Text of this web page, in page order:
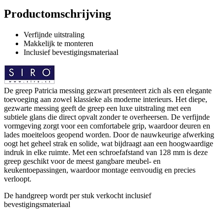
Productomschrijving
Verfijnde uitstraling
Makkelijk te monteren
Inclusief bevestigingsmateriaal
De greep Patricia messing gezwart presenteert zich als een elegante
toevoeging aan zowel klassieke als moderne interieurs. Het diepe,
gezwarte messing geeft de greep een luxe uitstraling met een
subtiele glans die direct opvalt zonder te overheersen. De verfijnde
vormgeving zorgt voor een comfortabele grip, waardoor deuren en
lades moeiteloos geopend worden. Door de nauwkeurige afwerking
oogt het geheel strak en solide, wat bijdraagt aan een hoogwaardige
indruk in elke ruimte. Met een schroefafstand van 128 mm is deze
greep geschikt voor de meest gangbare meubel- en
keukentoepassingen, waardoor montage eenvoudig en precies
verloopt.
De handgreep wordt per stuk verkocht inclusief
bevestigingsmateriaal